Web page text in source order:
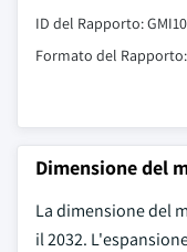
ID del Rapporto:
Formato del
Dimensione del
La dimensione del
il 2032.